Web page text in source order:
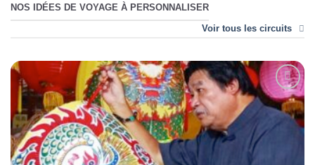
NOS IDÉES DE VOYAGE À PERSONNALISER
Voir tous les circuits
Ajouter
à la liste
d’envies